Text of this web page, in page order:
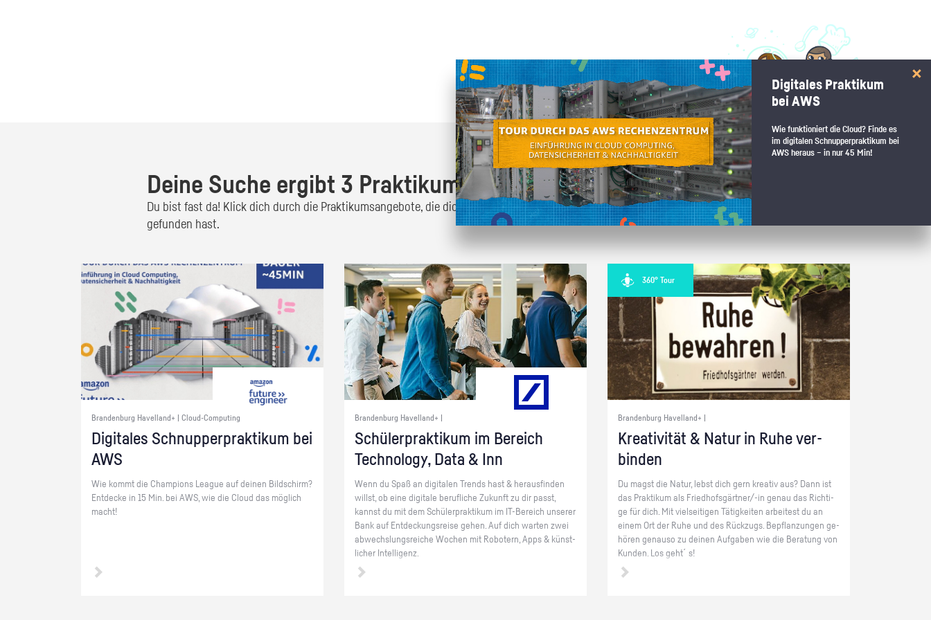
Oder finde heraus was dich interessiert:
zum Stärkentest.
Deine Suche ergibt 3 Praktikumsangebote!
Du bist fast da! Klick dich durch die Praktikumsangebote, die dich interessieren und bewirb dich wenn du den passenden Platz
gefunden hast.
Brandenburg Havelland+ | Cloud-Computing
Di­gi­ta­les Schnup­per­prak­ti­kum bei
AWS
Wie kommt die Cham­pi­ons Le­ague auf dei­nen Bild­schirm?
Ent­de­cke in 15 Min. bei AWS, wie die Cloud das mög­lich
macht!
Brandenburg Havelland+ |
Schü­ler­prak­ti­kum im Be­reich
Tech­no­lo­gy, Data & Inn
Wenn du Spaß an di­gi­ta­len Trends hast & her­aus­fin­den
willst, ob eine di­gi­ta­le be­ruf­li­che Zu­kunft zu dir passt,
kannst du mit dem Schü­ler­prak­ti­kum im IT-Be­reich un­se­rer
Bank auf Ent­de­ckungs­rei­se gehen. Auf dich war­ten zwei
ab­wechs­lungs­rei­che Wo­chen mit Ro­bo­tern, Apps & künst­
li­cher In­tel­li­genz.
360° Tour
Brandenburg Havelland+ |
Krea­ti­vi­tät & Natur in Ruhe ver­
bin­den
Du magst die Natur, lebst dich gern krea­tiv aus? Dann ist
das Prak­ti­kum als Fried­hofs­gärt­ner/-in genau das Rich­ti­
ge für dich. Mit viel­sei­ti­gen Tä­tig­kei­ten ar­bei­test du an
einem Ort der Ruhe und des Rück­zugs. Be­pflan­zun­gen ge­
hö­ren ge­nau­so zu dei­nen Auf­ga­ben wie die Be­ra­tung von
Kun­den. Los geht´s!
Digitales Praktikum
bei AWS
Wie funktioniert die Cloud? Finde es
im digitalen Schnupperpraktikum bei
AWS heraus – in nur 45 Min!